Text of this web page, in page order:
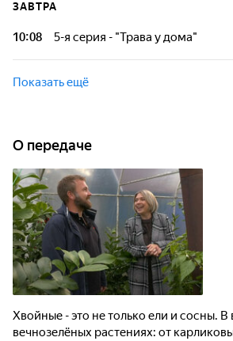
ЗАВТРА
10:08 5-я серия - "Трава у дома"
Показать ещё
О передаче
Хвойные - это не только ели и сосны. В
вечнозелёных растениях: от